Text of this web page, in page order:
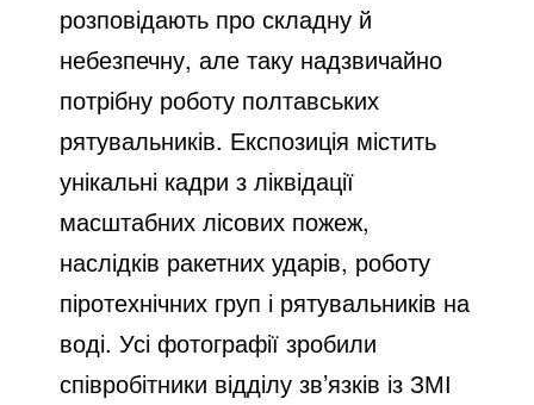
розповідають про складну й
небезпечну, але таку надзвичайно
потрібну роботу полтавських
рятувальників. Експозиція містить
унікальні кадри з ліквідації
масштабних лісових пожеж,
наслідків ракетних ударів, роботу
піротехнічних груп і рятувальників на
воді. Усі фотографії зробили
співробітники відділу зв’язків із ЗМІ